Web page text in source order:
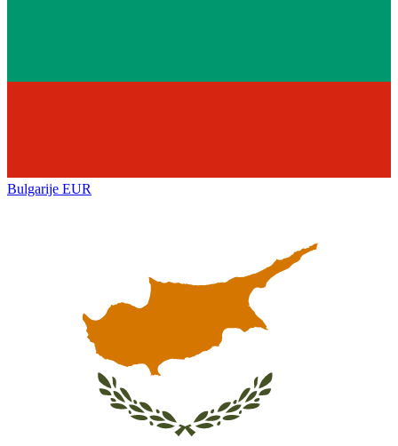
Bulgarije EUR